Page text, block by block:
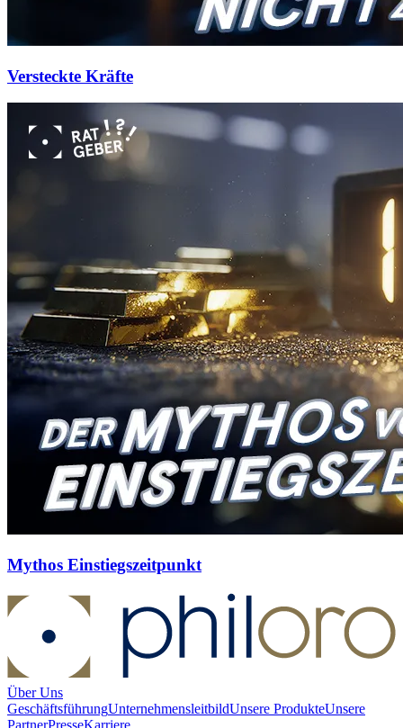
Versteckte Kräfte
Mythos Einstiegszeitpunkt
Über Uns
GeschäftsführungUnternehmensleitbildUnsere ProdukteUnsere
PartnerPresseKarriere